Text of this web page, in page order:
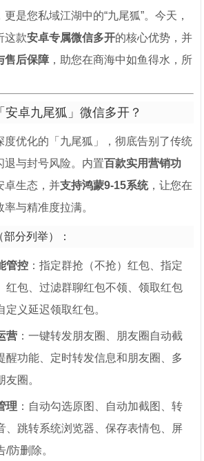
是您私域江湖中的“九尾狐”。今天，
这款安卓专属微信多开的核心优势，并
售后保障 ，助您在商海中如鱼得水，所
安卓九尾狐」微信多开？
度优化的「九尾狐」，彻底告别了传统
退与封号风险。内置百款实用营销功
卓生态，并支持鸿蒙9-15系统，让您在
与精准度拉满。
分列举）：
管控 ：指定群抢（不抢）红包、指定
红包、过滤群聊红包不领、领取红包
定义延迟领取红包。
营 ：一键转发朋友圈、朋友圈自动截
醒功能、定时转发信息和朋友圈、多
友圈。
理 ：自动勾选原图、自动加截图、转
、跳转系统浏览器、保存表情包、屏
/防删除。